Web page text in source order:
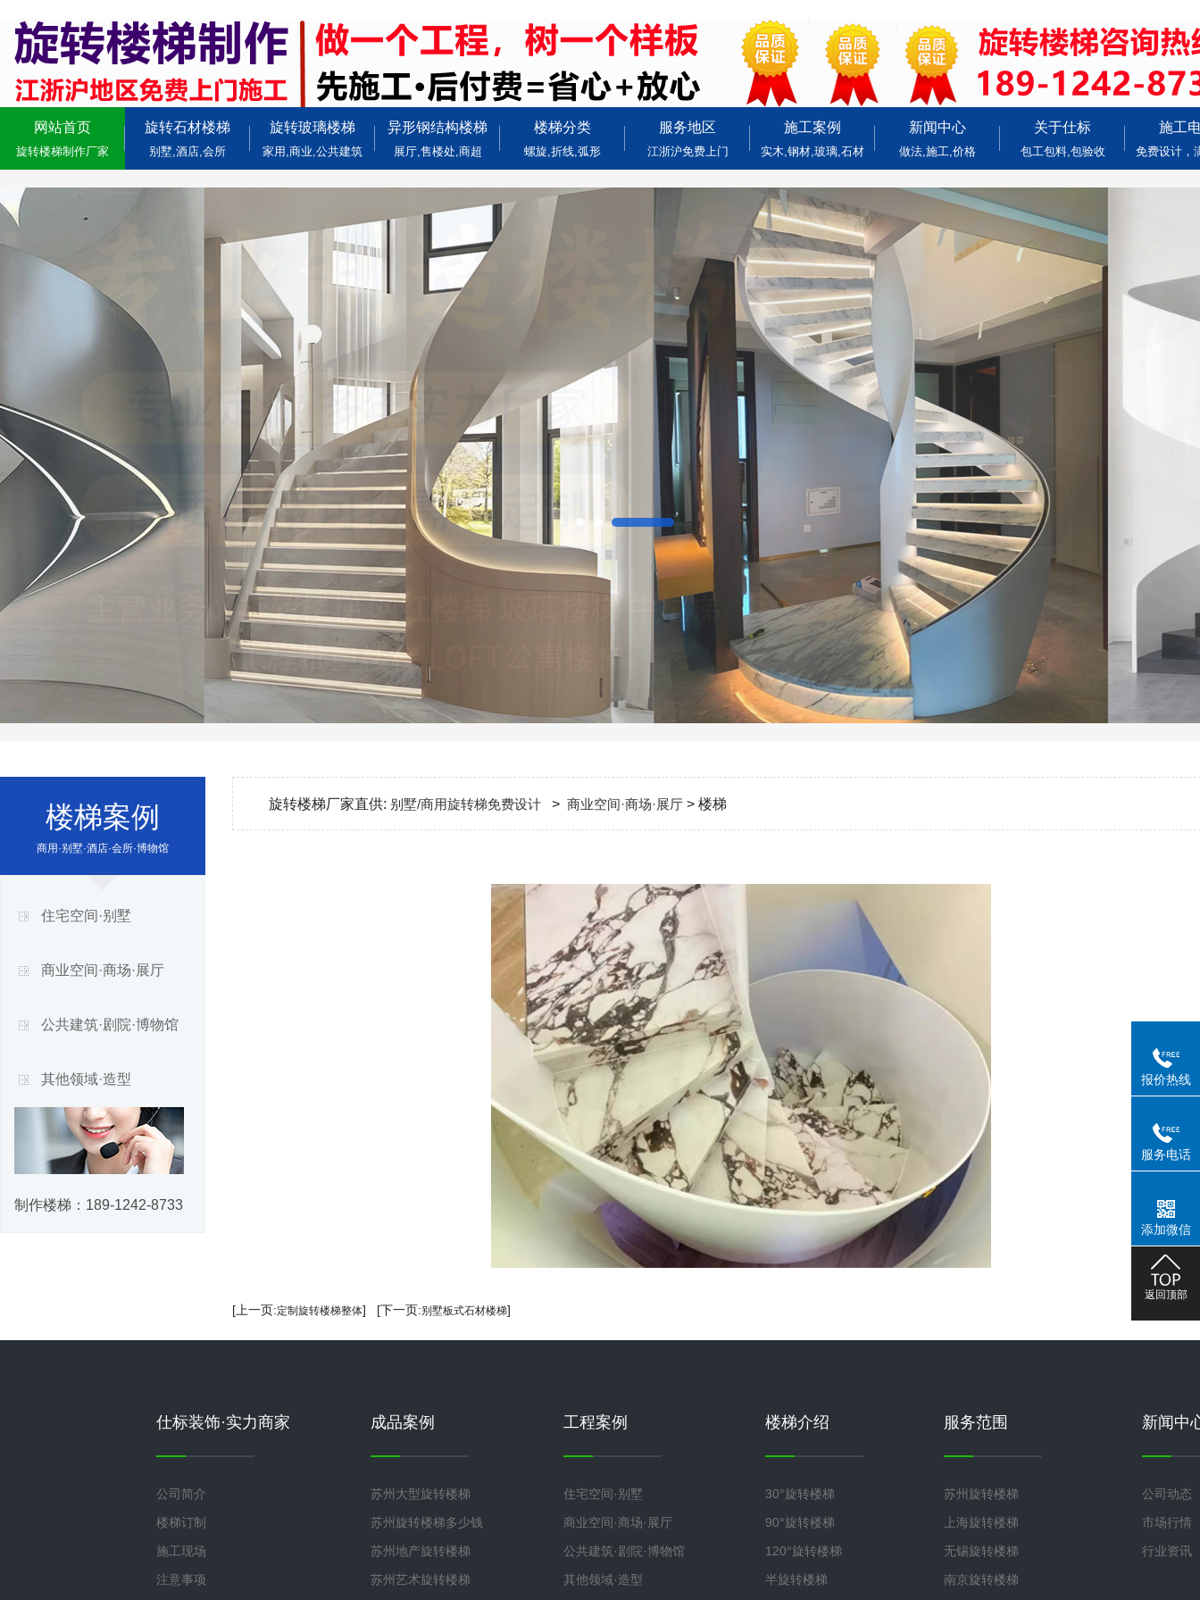
网站首页
旋转楼梯制作厂家
旋转石材楼梯
别墅,酒店,会所
旋转玻璃楼梯
家用,商业,公共建筑
异形钢结构楼梯
展厅,售楼处,商超
楼梯分类
螺旋,折线,弧形
服务地区
江浙沪免费上门
施工案例
实木,钢材,玻璃,石材
新闻中心
做法,施工,价格
关于仕标
包工包料,包验收
施工
免费设计，
楼梯案例
商用·别墅·酒店·会所·博物馆
住宅空间·别墅
商业空间·商场·展厅
公共建筑·剧院·博物馆
其他领域·造型
制作楼梯： 189-1242-8733
旋转楼梯厂家直供: 别墅/商用旋转梯免费设计 > 商业空间·商场·展厅 > 楼梯
[上一页:定制旋转楼梯整体] [下一页:别墅板式石材楼梯]
仕标装饰·实力商家
公司简介
楼梯订制
施工现场
注意事项
成品案例
苏州大型旋转楼梯
苏州旋转楼梯多少钱
苏州地产旋转楼梯
苏州艺术旋转楼梯
工程案例
住宅空间·别墅
商业空间·商场·展厅
公共建筑·剧院·博物馆
其他领域·造型
楼梯介绍
30°旋转楼梯
90°旋转楼梯
120°旋转楼梯
半旋转楼梯
服务范围
苏州旋转楼梯
上海旋转楼梯
无锡旋转楼梯
南京旋转楼梯
新闻中
公司动态
市场行情
行业资讯
报价热线
服务电话
添加微信
返回顶部